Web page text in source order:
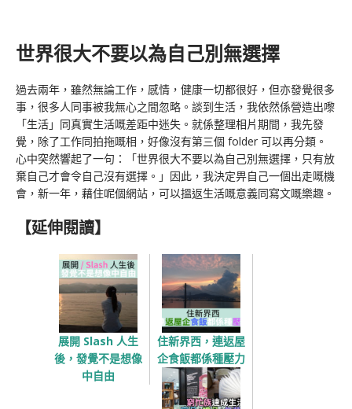
世界很大不要以為自己別無選擇
過去兩年，雖然無論工作，感情，健康一切都很好，但亦發覺很多
事，很多人同事被我無心之間忽略。談到生活，我依然係營造出嚟
「生活」同真實生活嘅差距中迷失。就係整理相片期間，我先發
覺，除了工作同拍拖嘅相，好像沒有第三個 folder 可以再分類。
心中突然響起了一句：「世界很大不要以為自己別無選擇，只有放
棄自己才會令自己沒有選擇。」因此，我決定畀自己一個出走嘅機
會，新一年，藉住呢個網站，可以搵返生活嘅意義同寫文嘅樂趣。
【延伸閱讀】
展開 Slash 人生
後，發覺不是想像
中自由
住新界西，連返屋
企食飯都係種壓力